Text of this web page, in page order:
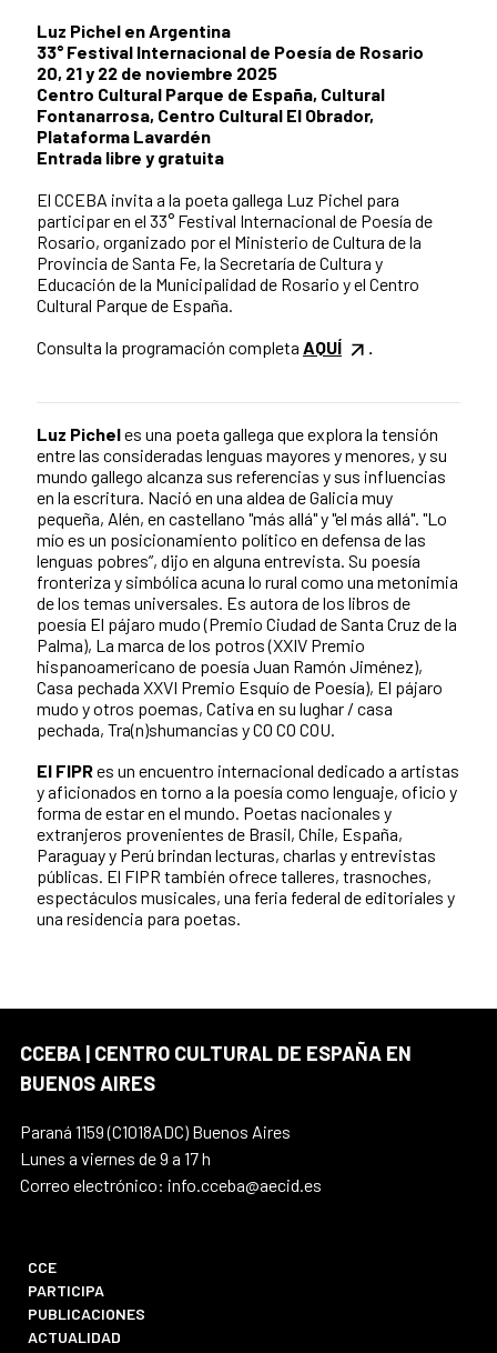
Luz Pichel en Argentina
33° Festival Internacional de Poesía de Rosario
20, 21 y 22 de noviembre 2025
Centro Cultural Parque de España, Cultural
Fontanarrosa, Centro Cultural El Obrador,
Plataforma Lavardén
Entrada libre y gratuita
El CCEBA invita a la poeta gallega Luz Pichel para
participar en el 33° Festival Internacional de Poesía de
Rosario, organizado por el Ministerio de Cultura de la
Provincia de Santa Fe, la Secretaría de Cultura y
Educación de la Municipalidad de Rosario y el Centro
Cultural Parque de España.
Consulta la programación completa AQUÍ .
Luz Picheles una poeta gallega que explora la tensión
entre las consideradas lenguas mayores y menores, y su
mundo gallego alcanza sus referencias y sus influencias
en la escritura. Nació en una aldea de Galicia muy
pequeña, Alén, en castellano "más allá" y "el más allá". "Lo
mío es un posicionamiento político en defensa de las
lenguas pobres”, dijo en alguna entrevista. Su poesía
fronteriza y simbólica acuna lo rural como una metonimia
de los temas universales. Es autora de los libros de
poesía El pájaro mudo (Premio Ciudad de Santa Cruz de la
Palma), La marca de los potros (XXIV Premio
hispanoamericano de poesía Juan Ramón Jiménez),
Casa pechada XXVI Premio Esquío de Poesía), El pájaro
mudo y otros poemas, Cativa en su lughar / casa
pechada, Tra(n)shumancias y CO CO COU.
El FIPRes un encuentro internacional dedicado a artistas
y aficionados en torno a la poesía como lenguaje, oficio y
forma de estar en el mundo. Poetas nacionales y
extranjeros provenientes de Brasil, Chile, España,
Paraguay y Perú brindan lecturas, charlas y entrevistas
públicas. El FIPR también ofrece talleres, trasnoches,
espectáculos musicales, una feria federal de editoriales y
una residencia para poetas.
CCEBA | CENTRO CULTURAL DE ESPAÑA EN
BUENOS AIRES
Paraná 1159 (C1018ADC) Buenos Aires
Lunes a viernes de 9 a 17 h
Correo electrónico: info.cceba@aecid.es
CCE
PARTICIPA
PUBLICACIONES
ACTUALIDAD